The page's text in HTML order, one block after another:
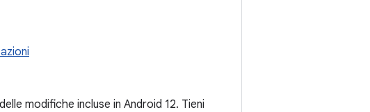
modifiche incluse in Android 12. Tieni